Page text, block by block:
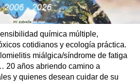
química múltiple,
cotidianos y ecología práctica.
miálgica/síndrome de fatiga
20 años abriendo camino a
y quienes desean cuidar de su